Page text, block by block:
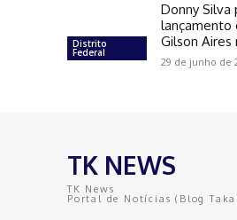
Distrito
Federal
Donny Silva
lançamento
Gilson Aires
29 de junho de
TK NEWS
TK News
Portal de Notícias (Blog